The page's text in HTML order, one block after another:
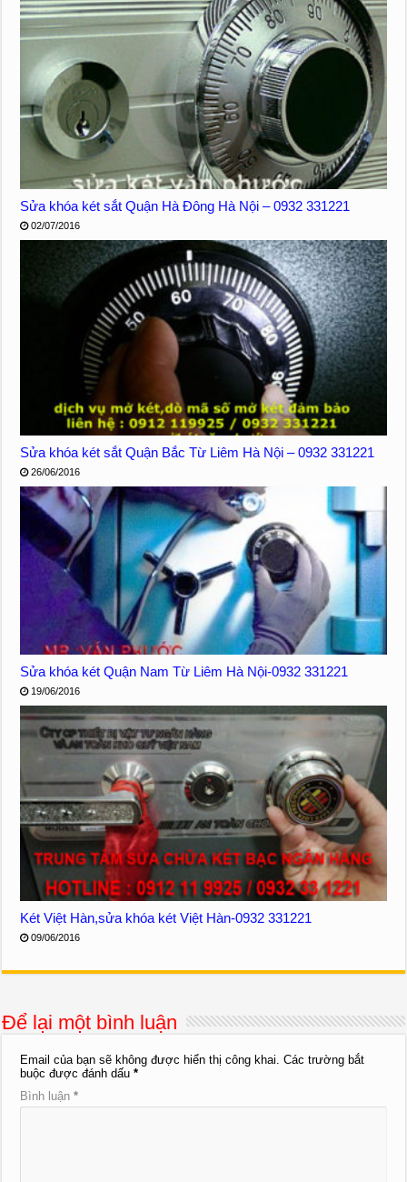
Sửa khóa két sắt Quận Hà Đông Hà Nội – 0932 331221
02/07/2016
Sửa khóa két sắt Quận Bắc Từ Liêm Hà Nội – 0932 331221
26/06/2016
Sửa khóa két Quận Nam Từ Liêm Hà Nội-0932 331221
19/06/2016
Két Việt Hàn,sửa khóa két Việt Hàn-0932 331221
09/06/2016
Để lại một bình luận
Email của bạn sẽ không được hiển thị công khai. Các trường bắt
buộc được đánh dấu*
Bình luận*